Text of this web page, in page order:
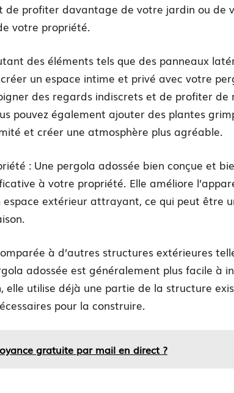
de profiter davantage de votre jardin ou de
votre propriété.
des éléments tels que des panneaux
un espace intime et privé avec votre
des regards indiscrets et de profiter
pouvez également ajouter des plantes
et créer une atmosphère plus agréable.
: Une pergola adossée bien conçue et
à votre propriété. Elle améliore
espace extérieur attrayant, ce qui peut être
à d’autres structures extérieures
adossée est généralement plus facile à
elle utilise déjà une partie de la structure
pour la construire.
gratuite par mail en direct ?